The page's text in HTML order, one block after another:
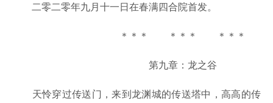
二零二零年九月十一日在春满四合院首发。
＊＊＊ ＊＊＊ ＊＊＊
第九章：龙之谷
天怜穿过传送门，来到龙渊城的传送塔中，高高的传